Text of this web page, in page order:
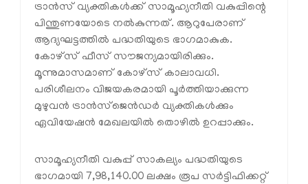
ട്രാൻസ് വ്യക്തികൾക്ക് സാമൂഹ്യനീതി വകുപ്പിന്റെ
പിന്തുണയോടെ നൽകുന്നത്. ആറുപേരാണ്
ആദ്യഘട്ടത്തിൽ പദ്ധതിയുടെ ഭാഗമാകുക.
കോഴ്‌സ് ഫീസ് സൗജന്യമായിരിക്കും.
മൂന്നുമാസമാണ് കോഴ്സ് കാലാവധി.
പരിശീലനം വിജയകരമായി പൂർത്തിയാക്കുന്ന
മുഴുവൻ ട്രാൻസ്ജെൻഡർ വ്യക്തികൾക്കും
ഏവിയേഷൻ മേഖലയിൽ തൊഴിൽ ഉറപ്പാക്കും.
സാമൂഹ്യനീതി വകുപ്പ് സാകല്യം പദ്ധതിയുടെ
ഭാഗമായി 7,98,140.00 ലക്ഷം രൂപ സർട്ടിഫിക്കറ്റ്